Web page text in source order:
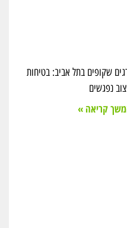
שקופים בתל אביב: בטיחות
נפגשים
קריאה »